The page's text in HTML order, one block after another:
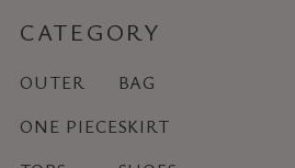
CATEGORY
OUTER
ONE PIECE
BAG
SKIRT